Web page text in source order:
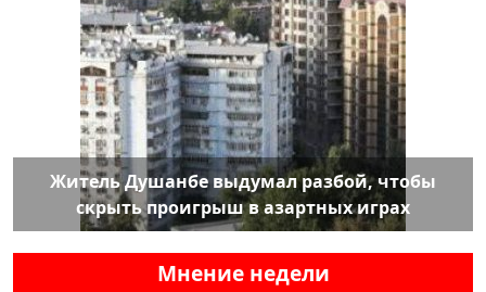
Житель Душанбе выдумал разбой, чтобы
скрыть проигрыш в азартных играх
Мнение недели